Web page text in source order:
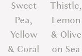
Sweet
Pea,
Yellow
& Coral
Thistle,
Lemon
& Olive
on Sea